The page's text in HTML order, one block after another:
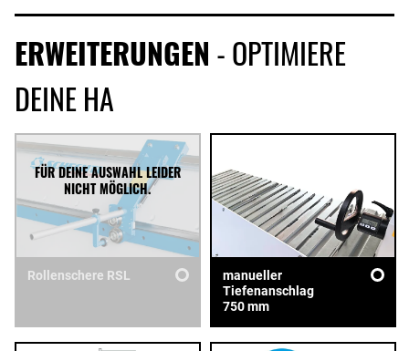
ERWEITERUNGEN - OPTIMIERE
DEINE HA
Rollenschere RSL
manueller
Tiefenanschlag
750 mm